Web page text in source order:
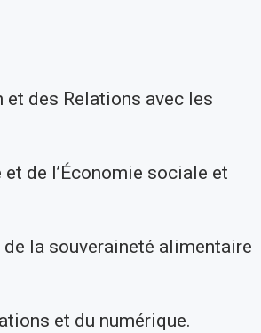
des Relations avec les
de l’Économie sociale et
de la souveraineté alimentaire
et du numérique.